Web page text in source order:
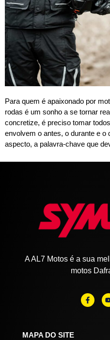
Para quem é apaixonado por
rodas é um sonho a se tornar
concretize, é preciso tomar
envolvem o antes, o durante e o
aspecto, a palavra-chave que
A AL7 Motos é a sua
motos
MAPA DO SITE